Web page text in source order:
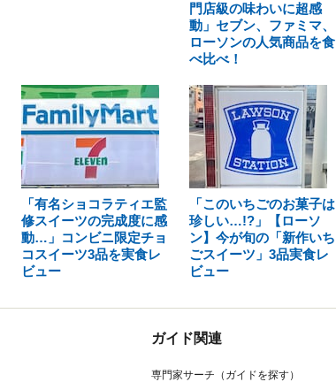
門店級の味わいに超感
動」セブン、ファミマ、
ローソンの人気商品を食
べ比べ！
「有名ショコラティエ監
修スイーツの完成度に感
動…」コンビニ限定チョ
コスイーツ3品を実食レ
ビュー
「このいちごのお菓子は
珍しい…!?」【ローソ
ン】今が旬の「新作いち
ごスイーツ」3品実食レ
ビュー
ガイド関連
専門家サーチ（ガイドを探す）